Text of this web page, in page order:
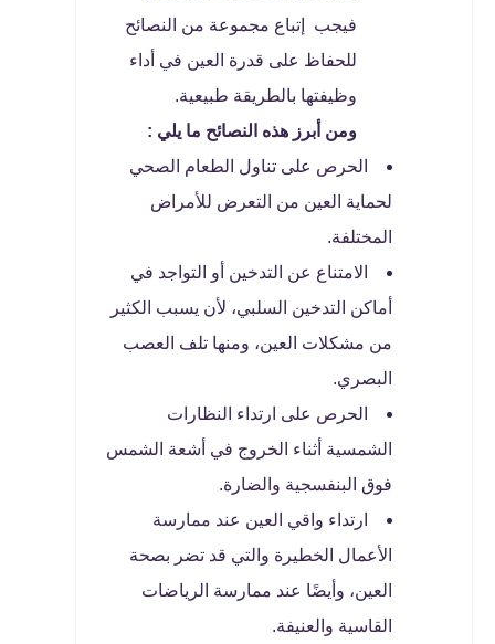
فيجب إتباع مجموعة من النصائح
للحفاظ على قدرة العين في أداء
وظيفتها بالطريقة طبيعية.
ومن أبرز هذه النصائح ما يلي :
الحرص على تناول الطعام الصحي
لحماية العين من التعرض للأمراض
المختلفة.
الامتناع عن التدخين أو التواجد في
أماكن التدخين السلبي، لأن يسبب الكثير
من مشكلات العين، ومنها تلف العصب
البصري.
الحرص على ارتداء النظارات
الشمسية أثناء الخروج في أشعة الشمس
فوق البنفسجية والضارة.
ارتداء واقي العين عند ممارسة
الأعمال الخطيرة والتي قد تضر بصحة
العين، وأيضًا عند ممارسة الرياضات
القاسية والعنيفة.